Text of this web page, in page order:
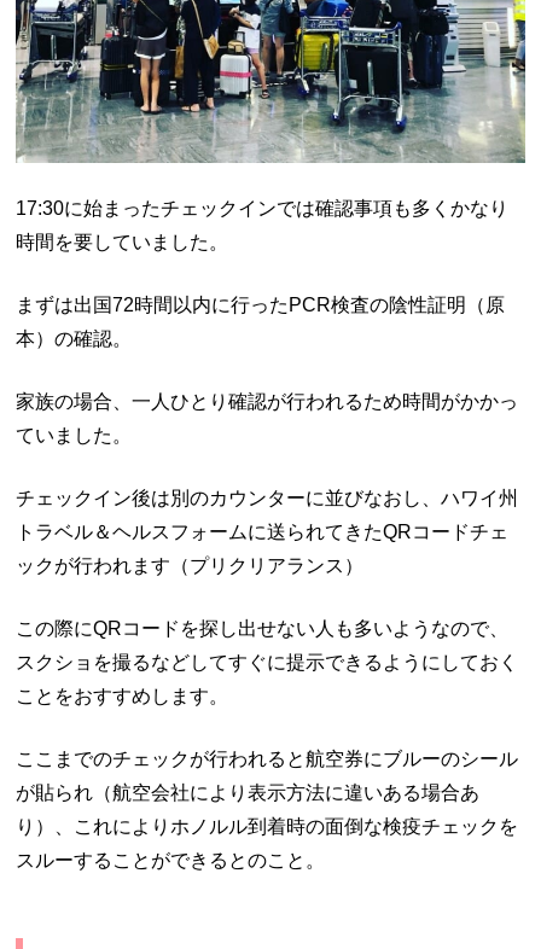
17:30に始まったチェックインでは確認事項も多くかなり
時間を要していました。
まずは出国72時間以内に行ったPCR検査の陰性証明（原
本）の確認。
家族の場合、一人ひとり確認が行われるため時間がかかっ
ていました。
チェックイン後は別のカウンターに並びなおし、ハワイ州
トラベル＆ヘルスフォームに送られてきたQRコードチェ
ックが行われます（プリクリアランス）
この際にQRコードを探し出せない人も多いようなので、
スクショを撮るなどしてすぐに提示できるようにしておく
ことをおすすめします。
ここまでのチェックが行われると航空券にブルーのシール
が貼られ（航空会社により表示方法に違いある場合あ
り）、これによりホノルル到着時の面倒な検疫チェックを
スルーすることができるとのこと。